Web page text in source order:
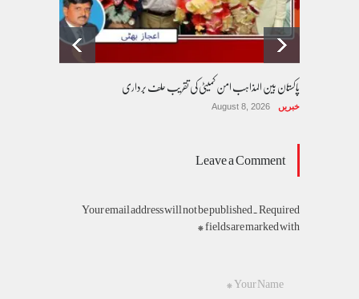
پاکستان بین المذاہب امن کمیٹی کی تقریب حلف برداری
خبریں August 8, 2026
Leave a Comment
Your email address will not be published. Required
fields are marked with *